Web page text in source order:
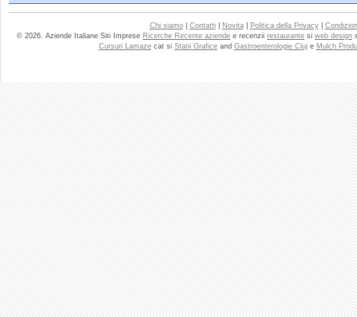
Chi siamo| Contatti| Novita| Politica della Privacy|
© 2026. Aziende Italiane Siti Imprese Ricerche Recente aziende e recenzii restaurante si web design
Cursuri Lamazecat si Statii Graficeand Gastroenterologie Cluje Mulch